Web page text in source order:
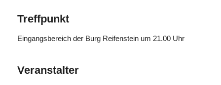
Treffpunkt
Eingangsbereich der Burg Reifenstein um 21.00 Uhr
Veranstalter